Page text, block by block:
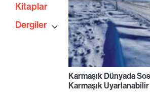
Kitaplar
Dergiler
Karmaşık Dünyada
Karmaşık